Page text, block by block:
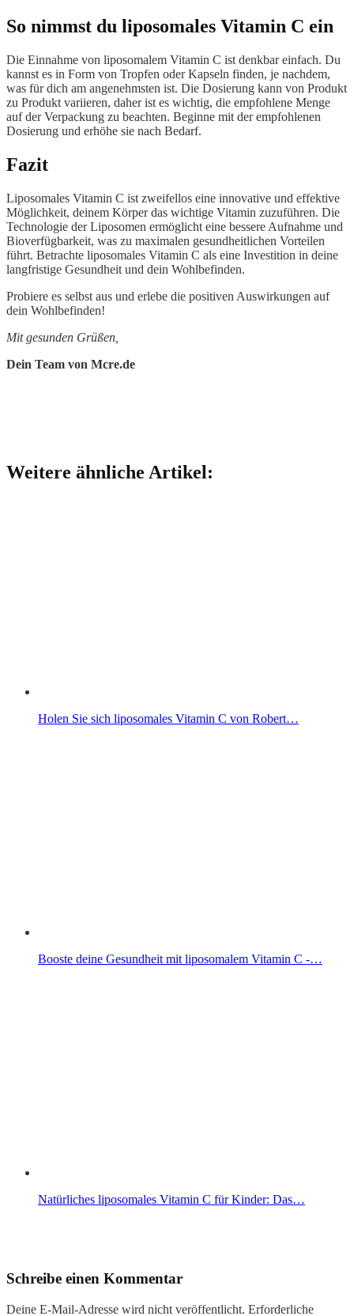
So nimmst du liposomales Vitamin C ein
Die Einnahme von liposomalem Vitamin C ist denkbar einfach. Du
kannst es in Form von Tropfen oder Kapseln finden, je nachdem,
was für dich am angenehmsten ist. Die Dosierung kann von Produkt
zu Produkt variieren, daher ist es wichtig, die empfohlene Menge
auf der Verpackung zu beachten. Beginne mit der empfohlenen
Dosierung und erhöhe sie nach Bedarf.
Fazit
Liposomales Vitamin C ist zweifellos eine innovative und effektive
Möglichkeit, deinem Körper das wichtige Vitamin zuzuführen. Die
Technologie der Liposomen ermöglicht eine bessere Aufnahme und
Bioverfügbarkeit, was zu maximalen gesundheitlichen Vorteilen
führt. Betrachte liposomales Vitamin C als eine Investition in deine
langfristige Gesundheit und dein Wohlbefinden.
Probiere es selbst aus und erlebe die positiven Auswirkungen auf
dein Wohlbefinden!
Mit gesunden Grüßen,
Dein Team von Mcre.de
Weitere ähnliche Artikel:
Holen Sie sich liposomales Vitamin C von Robert…
Booste deine Gesundheit mit liposomalem Vitamin C -…
Natürliches liposomales Vitamin C für Kinder: Das…
Schreibe einen Kommentar
Deine E-Mail-Adresse wird nicht veröffentlicht. Erforderliche